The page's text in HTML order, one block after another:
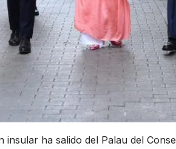
insular ha salido del Palau del